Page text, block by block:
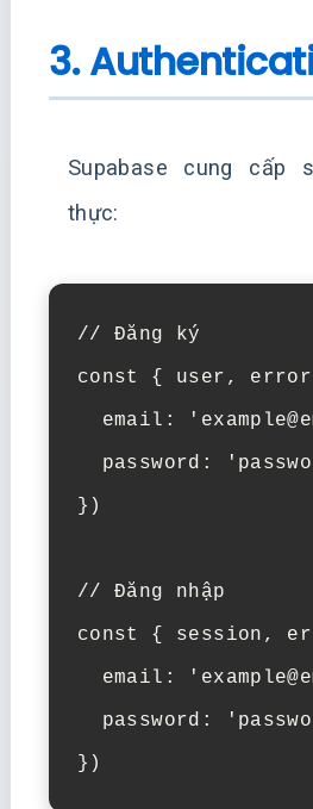
3.
Supabase cung cấp
thực:
// Đăng ký
const { user, error
email:
password:
})
// Đăng nhập
const { session,
email:
password:
})